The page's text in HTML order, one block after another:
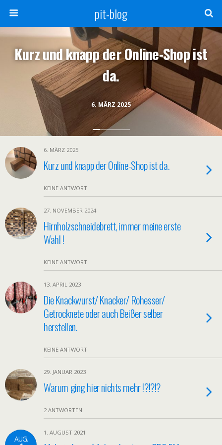
pit-blog
6. MÄRZ 2025
Kurz und knapp der Online-Shop ist
da.
6. MÄRZ 2025
Kurz und knapp der Online-Shop ist da.
KEINE ANTWORT
27. NOVEMBER 2024
Hirnholzschneidebrett, immer meine erste
Wahl !
KEINE ANTWORT
13. APRIL 2023
Die Knackwurst/ Knacker/ Rohesser/
Getrocknete oder auch Beißer selber
herstellen.
KEINE ANTWORT
29. JANUAR 2023
Warum ging hier nichts mehr !?!?!?
2 ANTWORTEN
AUG.
1. AUGUST 2021